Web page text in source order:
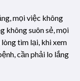
mọi việc không
không suôn sẻ, mọi
tìm lại, khi xem
cần phải lo lắng